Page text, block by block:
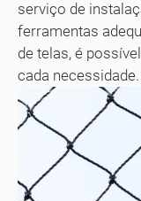
serviço de
ferramentas
de telas, é
cada necessidade.